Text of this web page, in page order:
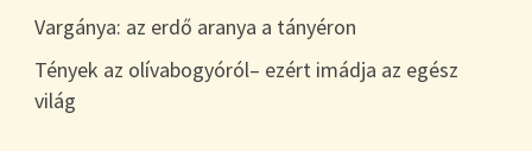
Vargánya: az erdő aranya a tányéron
Tények az olívabogyóról– ezért imádja az egész
világ